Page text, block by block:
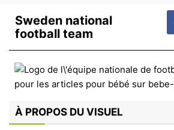
Sweden national
football team
À PROPOS DU VISUEL